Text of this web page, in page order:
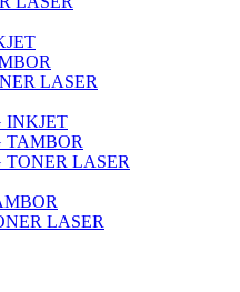
LASER
INKJET
TAMBOR
TONER LASER
LASER